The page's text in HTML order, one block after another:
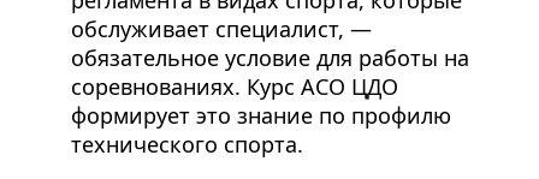
обслуживает специалист, —
обязательное условие для работы на
соревнованиях. Курс АСО ЦДО
формирует это знание по профилю
технического спорта.